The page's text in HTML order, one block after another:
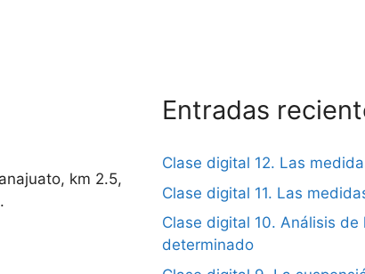
km 2.5,
Entradas
Clase digital 12. Las
Clase digital 11. Las
Clase digital 10. Análisis
determinado